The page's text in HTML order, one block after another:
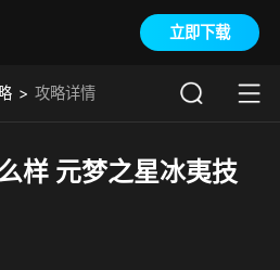
立即下载
攻略详情
样 元梦之星冰夷技